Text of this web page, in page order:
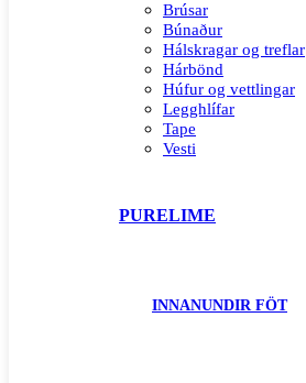
Brúsar
Búnaður
Hálskragar og treflar
Hárbönd
Húfur og vettlingar
Legghlífar
Tape
Vesti
PURELIME
INNANUNDIR FÖT